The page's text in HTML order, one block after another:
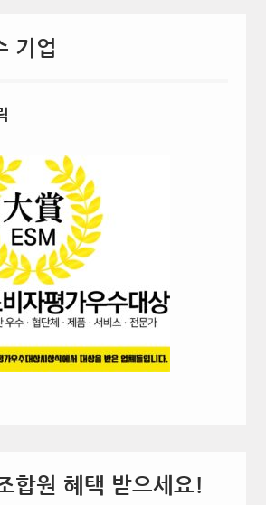
기업
합원 혜택 받으세요!